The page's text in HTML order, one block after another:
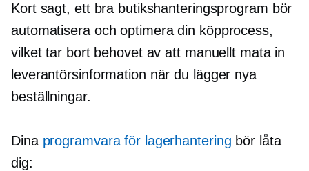
Kort sagt, ett bra butikshanteringsprogram bör
automatisera och optimera din köpprocess,
vilket tar bort behovet av att manuellt mata in
leverantörsinformation när du lägger nya
beställningar.
Dina programvara för lagerhantering bör låta
dig: